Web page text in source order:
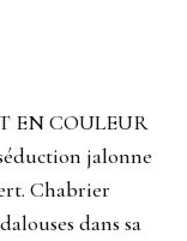
EN COULEUR
jalonne
Chabrier
dans sa